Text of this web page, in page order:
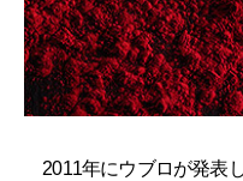
2011年にウブロが発表